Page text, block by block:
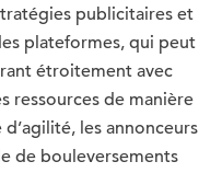
publicitaires et
plateformes, qui peut
étroitement avec
ressources de manière
les annonceurs
de bouleversements